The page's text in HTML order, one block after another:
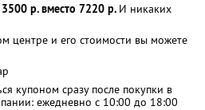
3500 р. вместо 7220 р. И никаких
центре и его стоимости вы можете
купоном сразу после покупки в
ежедневно с 10:00 до 18:00